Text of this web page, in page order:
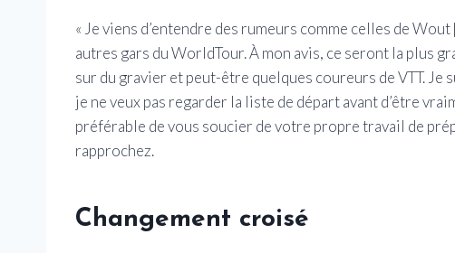
« Je viens d’entendre des rumeurs comme celles de
autres gars du WorldTour. À mon avis, ce seront la plus
sur du gravier et peut-être quelques coureurs de VTT. Je
je ne veux pas regarder la liste de départ avant d’être
préférable de vous soucier de votre propre travail de
rapprochez.
Changement croisé